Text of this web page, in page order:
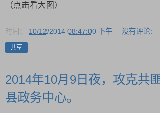
（点击看大图）
时间： 10/12/2014 08:47:00 下午 没有评论:
共享
2014年10月9日夜，攻克共
县政务中心。